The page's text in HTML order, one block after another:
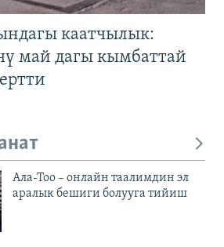
каатчылык:
май дагы кымбаттай
Ала-Тоо – онлайн таалимдин эл
аралык бешиги болууга тийиш